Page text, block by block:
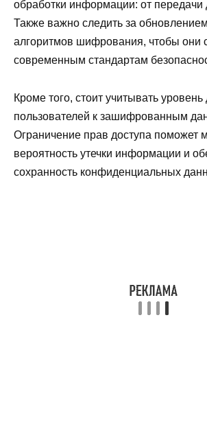
обработки информации: от передачи
Также важно следить за
алгоритмов шифрования, чтобы они
современным стандартам
Кроме того, стоит учитывать уровень
пользователей к зашифрованным
Ограничение прав доступа поможет
вероятность утечки информации и
сохранность конфиденциальных